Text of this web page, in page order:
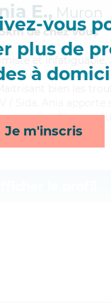
vous
plus de
à
Je m'inscris
E., Muron
de chez Vous
et infatiguable,
un BEP
loisirs,
lessive/repassage*